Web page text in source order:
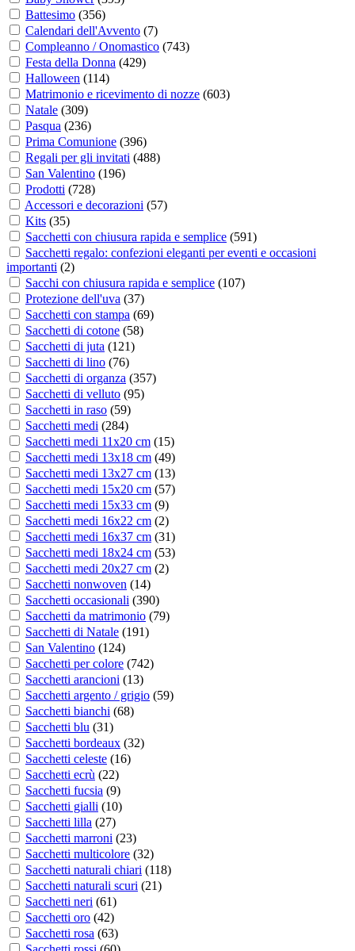
Battesimo (356)
Calendari dell'Avvento (7)
Compleanno / Onomastico (743)
Festa della Donna (429)
Halloween (114)
Matrimonio e ricevimento di nozze (603)
Natale (309)
Pasqua (236)
Prima Comunione (396)
Regali per gli invitati (488)
San Valentino (196)
Prodotti (728)
Accessori e decorazioni (57)
Kits (35)
Sacchetti con chiusura rapida e semplice (591)
Sacchetti regalo: confezioni eleganti per eventi e occasioni
importanti (2)
Sacchi con chiusura rapida e semplice (107)
Protezione dell'uva (37)
Sacchetti con stampa (69)
Sacchetti di cotone (58)
Sacchetti di juta (121)
Sacchetti di lino (76)
Sacchetti di organza (357)
Sacchetti di velluto (95)
Sacchetti in raso (59)
Sacchetti medi (284)
Sacchetti medi 11x20 cm (15)
Sacchetti medi 13x18 cm (49)
Sacchetti medi 13x27 cm (13)
Sacchetti medi 15x20 cm (57)
Sacchetti medi 15x33 cm (9)
Sacchetti medi 16x22 cm (2)
Sacchetti medi 16x37 cm (31)
Sacchetti medi 18x24 cm (53)
Sacchetti medi 20x27 cm (2)
Sacchetti nonwoven (14)
Sacchetti occasionali (390)
Sacchetti da matrimonio (79)
Sacchetti di Natale (191)
San Valentino (124)
Sacchetti per colore (742)
Sacchetti arancioni (13)
Sacchetti argento / grigio (59)
Sacchetti bianchi (68)
Sacchetti blu (31)
Sacchetti bordeaux (32)
Sacchetti celeste (16)
Sacchetti ecrù (22)
Sacchetti fucsia (9)
Sacchetti gialli (10)
Sacchetti lilla (27)
Sacchetti marroni (23)
Sacchetti multicolore (32)
Sacchetti naturali chiari (118)
Sacchetti naturali scuri (21)
Sacchetti neri (61)
Sacchetti oro (42)
Sacchetti rosa (63)